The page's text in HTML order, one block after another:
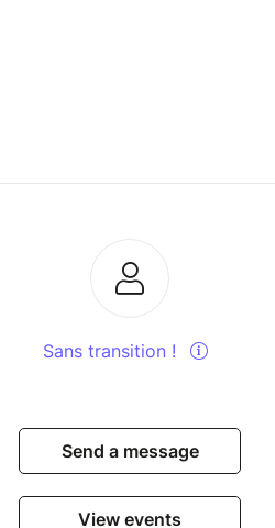
Sans transition !
Send a message
View events